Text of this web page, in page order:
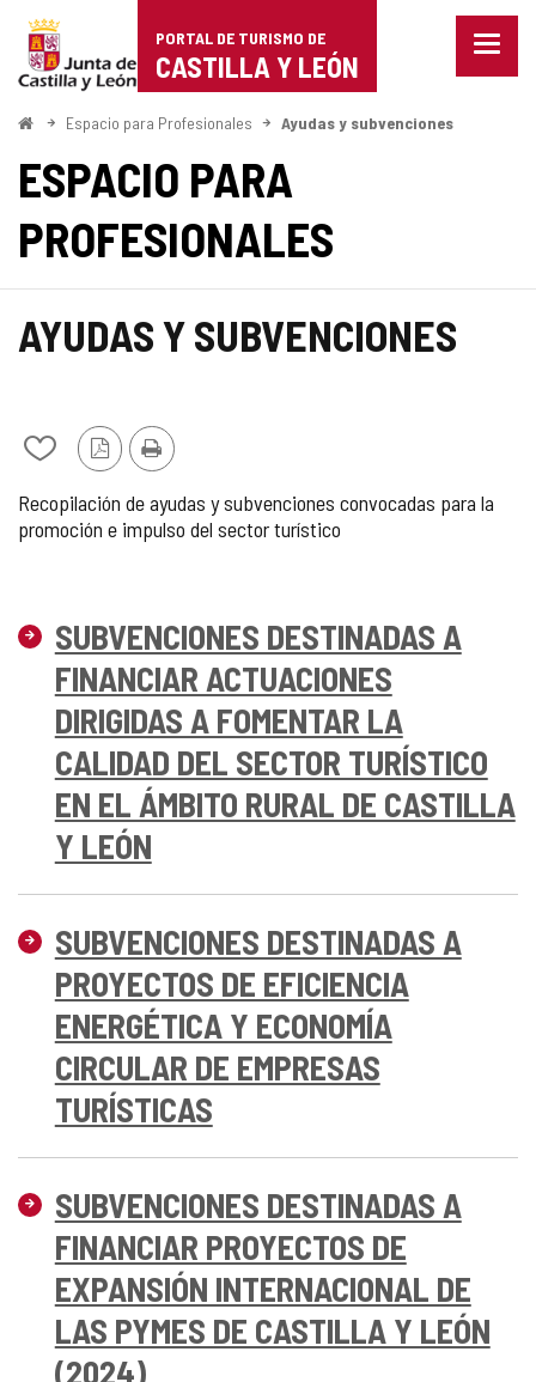
Portal
de
Turismo
de
Castilla
León
PORTAL DE TURISMO DE
CASTILLA Y LEÓN
Menu
InicioEspacio para Profesionales Ayudas y subvenciones
ESPACIO PARA
PROFESIONALES
AYUDAS Y SUBVENCIONES
Añadir/quitar
mis
cuadernos
VersiónImprimir
Recopilación de ayudas y subvenciones convocadas para la
promoción e impulso del sector turístico
SUBVENCIONES DESTINADAS A
FINANCIAR ACTUACIONES
DIRIGIDAS A FOMENTAR LA
CALIDAD DEL SECTOR TURÍSTICO
EN EL ÁMBITO RURAL DE CASTILLA
Y LEÓN
SUBVENCIONES DESTINADAS A
PROYECTOS DE EFICIENCIA
ENERGÉTICA Y ECONOMÍA
CIRCULAR DE EMPRESAS
TURÍSTICAS
SUBVENCIONES DESTINADAS A
FINANCIAR PROYECTOS DE
EXPANSIÓN INTERNACIONAL DE
LAS PYMES DE CASTILLA Y LEÓN
(2024)